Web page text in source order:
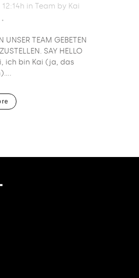
in Team by Kai
UNSER TEAM GEBETEN
SAY HELLO
ich bin Kai (ja, das